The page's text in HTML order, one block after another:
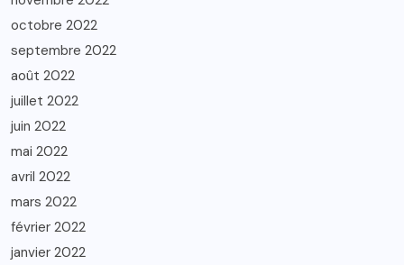
octobre 2022
septembre 2022
août 2022
juillet 2022
juin 2022
mai 2022
avril 2022
mars 2022
février 2022
janvier 2022